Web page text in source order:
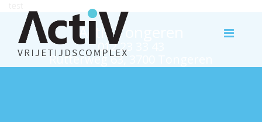
Activ Tongeren
012 23 33 43
Rutterweg 63, 3700 Tongeren